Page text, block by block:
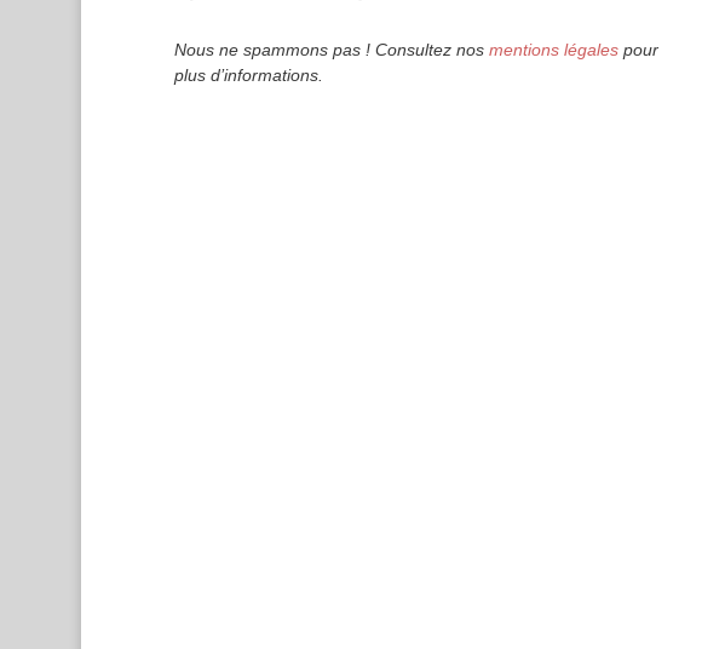
Nous ne spammons pas ! Consultez nos mentions légalespour
plus d’informations.